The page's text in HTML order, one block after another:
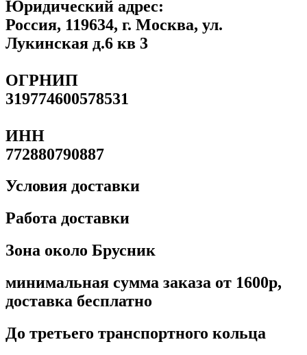
Юридический адрес:
Россия, 119634, г. Москва, ул.
Лукинская д.6 кв 3
ОГРНИП
319774600578531
ИНН
772880790887
Условия доставки
Работа доставки
Зона около Брусник
минимальная сумма заказа от 1600р,
доставка бесплатно
До третьего транспортного кольца